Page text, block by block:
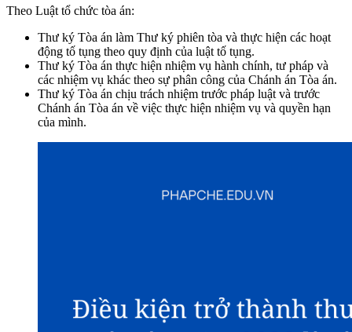
Theo Luật tổ chức tòa án:
Thư ký Tòa án làm Thư ký phiên tòa và thực hiện các hoạt
động tố tụng theo quy định của luật tố tụng.
Thư ký Tòa án thực hiện nhiệm vụ hành chính, tư pháp và
các nhiệm vụ khác theo sự phân công của Chánh án Tòa án.
Thư ký Tòa án chịu trách nhiệm trước pháp luật và trước
Chánh án Tòa án về việc thực hiện nhiệm vụ và quyền hạn
của mình.